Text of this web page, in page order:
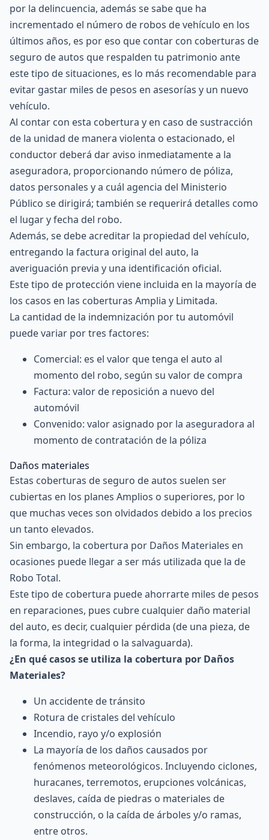
por la delincuencia, además se sabe que ha
incrementado el número de robos de vehículo en los
últimos años, es por eso que contar con coberturas de
seguro de autos que respalden tu patrimonio ante
este tipo de situaciones, es lo más recomendable para
evitar gastar miles de pesos en asesorías y un nuevo
vehículo.
Al contar con esta cobertura y en caso de sustracción
de la unidad de manera violenta o estacionado, el
conductor deberá dar aviso inmediatamente a la
aseguradora, proporcionando número de póliza,
datos personales y a cuál agencia del Ministerio
Público se dirigirá; también se requerirá detalles como
el lugar y fecha del robo.
Además, se debe acreditar la propiedad del vehículo,
entregando la factura original del auto, la
averiguación previa y una identificación oficial.
Este tipo de protección viene incluida en la mayoría de
los casos en las coberturas Amplia y Limitada.
La cantidad de la indemnización por tu automóvil
puede variar por tres factores:
Comercial: es el valor que tenga el auto al
momento del robo, según su valor de compra
Factura: valor de reposición a nuevo del
automóvil
Convenido: valor asignado por la aseguradora al
momento de contratación de la póliza
Daños materiales
Estas coberturas de seguro de autos suelen ser
cubiertas en los planes Amplios o superiores, por lo
que muchas veces son olvidados debido a los precios
un tanto elevados.
Sin embargo, la cobertura por Daños Materiales en
ocasiones puede llegar a ser más utilizada que la de
Robo Total.
Este tipo de cobertura puede ahorrarte miles de pesos
en reparaciones, pues cubre cualquier daño material
del auto, es decir, cualquier pérdida (de una pieza, de
la forma, la integridad o la salvaguarda).
¿En qué casos se utiliza la cobertura por Daños
Materiales?
Un accidente de tránsito
Rotura de cristales del vehículo
Incendio, rayo y/o explosión
La mayoría de los daños causados por
fenómenos meteorológicos. Incluyendo ciclones,
huracanes, terremotos, erupciones volcánicas,
deslaves, caída de piedras o materiales de
construcción, o la caída de árboles y/o ramas,
entre otros.